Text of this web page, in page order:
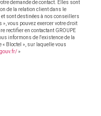
demande de contact. Elles sont
de la relation client dans le
sont destinées à nos conseillers
vous pouvez exercer votre droit
rectifier en contactant GROUPE
informons de l'existence de la
Bloctel », sur laquelle vous
»